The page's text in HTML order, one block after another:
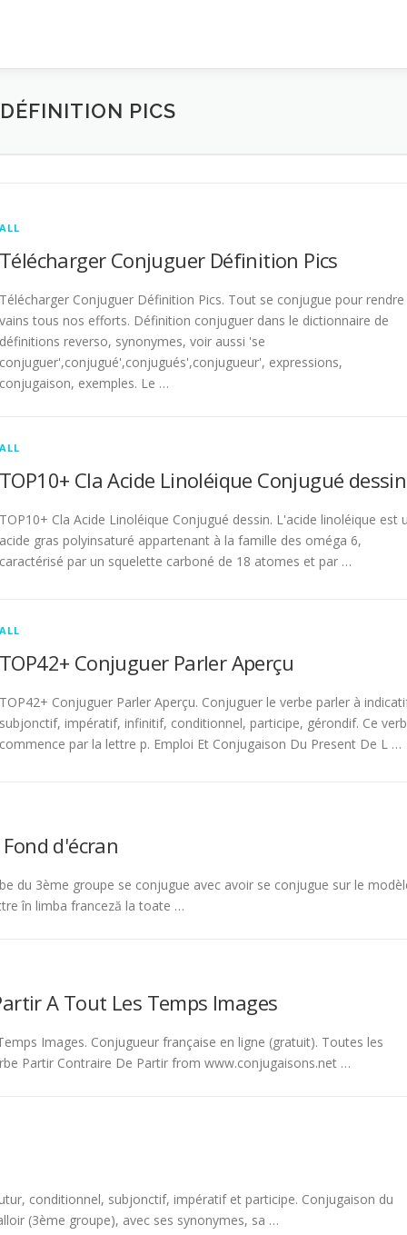
PICS
ALL
Télécharger Conjuguer Définition Pics
Télécharger Conjuguer Définition Pics. Tout se conjugue pour rendre
vains tous nos efforts. Définition conjuguer dans le dictionnaire de
définitions reverso, synonymes, voir aussi 'se
conjuguer',conjugué',conjugués',conjugueur', expressions,
conjugaison, exemples. Le …
ALL
TOP10+ Cla Acide Linoléique Conjugué dessin
TOP10+ Cla Acide Linoléique Conjugué dessin. L'acide linoléique est
acide gras polyinsaturé appartenant à la famille des oméga 6,
caractérisé par un squelette carboné de 18 atomes et par …
ALL
TOP42+ Conjuguer Parler Aperçu
TOP42+ Conjuguer Parler Aperçu. Conjuguer le verbe parler à
subjonctif, impératif, infinitif, conditionnel, participe, gérondif. Ce
commence par la lettre p. Emploi Et Conjugaison Du Present De L …
d'écran
du 3ème groupe se conjugue avec avoir se conjugue sur le
în limba franceză la toate …
A Tout Les Temps Images
Images. Conjugueur française en ligne (gratuit). Toutes les
Partir Contraire De Partir from www.conjugaisons.net …
conditionnel, subjonctif, impératif et participe. Conjugaison du
(3ème groupe), avec ses synonymes, sa …